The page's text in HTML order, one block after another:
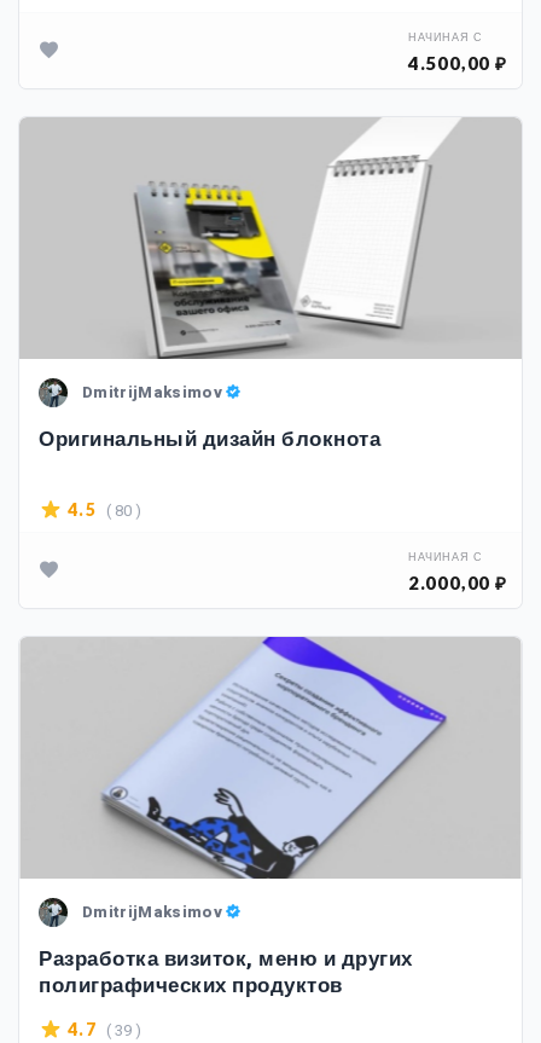
НАЧИНАЯ С
4.500,00 ₽
DmitrijMaksimov
Оригинальный дизайн блокнота
4.5 ( 80 )
НАЧИНАЯ С
2.000,00 ₽
DmitrijMaksimov
Разработка визиток, меню и других
полиграфических продуктов
4.7 ( 39 )